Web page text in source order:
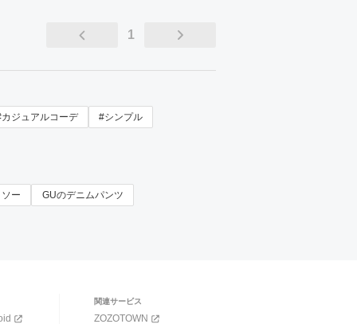
1
ジュアルコーデ
#シンプル
ー
GUのデニムパンツ
関連サービス
ZOZOTOWN